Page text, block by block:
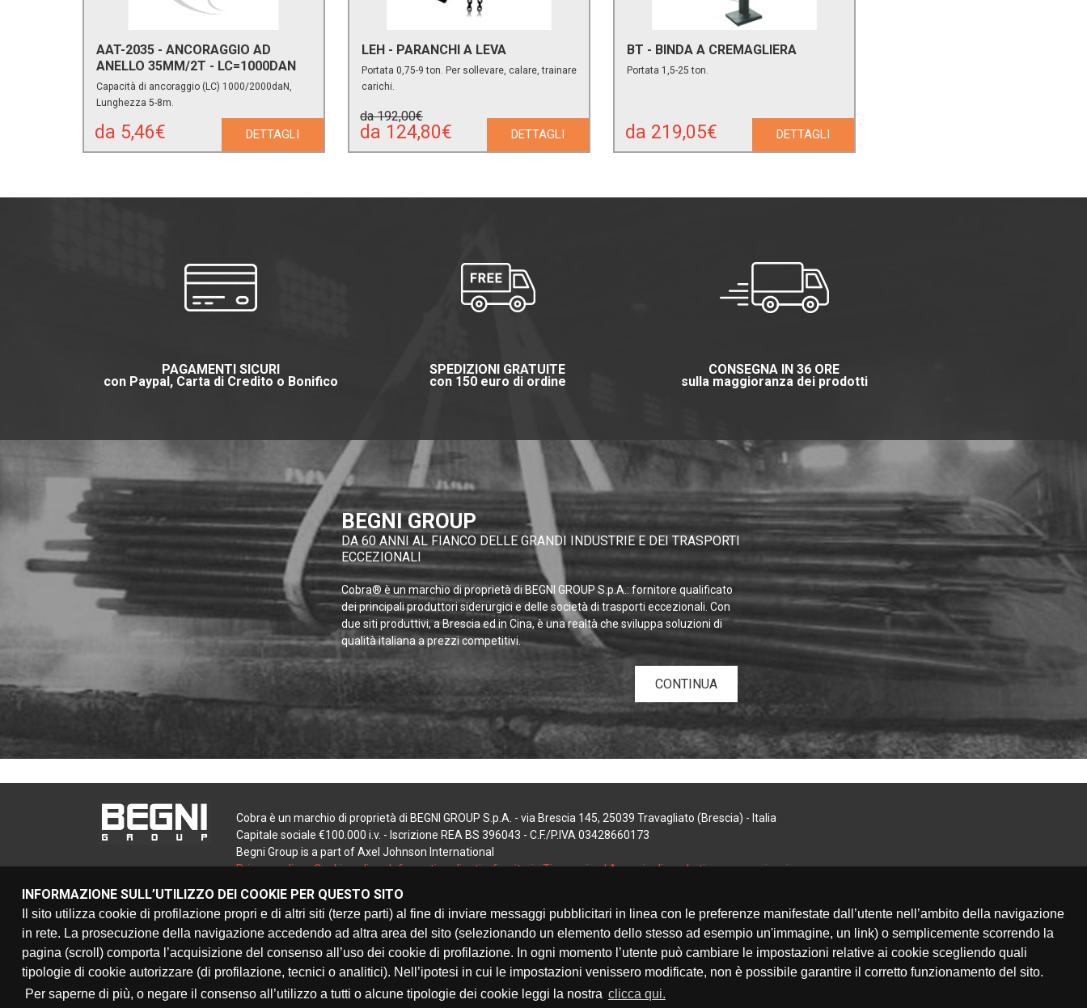
INFORMAZIONE SULL’UTILIZZO DEI COOKIE PER QUESTO SITO
Il sito utilizza cookie di profilazione propri e di altri siti (terze parti) al fine di inviare messaggi pubblicitari in linea con le preferenze manifestate dall’utente nell’ambito della navigazione
in rete. La prosecuzione della navigazione accedendo ad altra area del sito (selezionando un elemento dello stesso ad esempio un'immagine, un link) o semplicemente scorrendo la
pagina (scroll) comporta l’acquisizione del consenso all’uso dei cookie di profilazione. In ogni momento l’utente può cambiare le impostazioni relative ai cookie scegliendo quali
tipologie di cookie autorizzare (di profilazione, tecnici o analitici). Nell’ipotesi in cui le impostazioni venissero modificate, non è possibile garantire il corretto funzionamento del sito.
Per saperne di più, o negare il consenso all’utilizzo a tutti o alcune tipologie dei cookie leggi la nostra clicca qui.
AAT-2035 - ANCORAGGIO AD
ANELLO 35MM/2T - LC=1000DAN
Capacità di ancoraggio (LC) 1000/2000daN,
Lunghezza 5-8m.
da 5,46€ DETTAGLI
LEH - PARANCHI A LEVA
Portata 0,75-9 ton. Per sollevare, calare, trainare
carichi.
da 192,00€
da 124,80€ DETTAGLI
BT - BINDA A CREMAGLIERA
Portata 1,5-25 ton.
da 219,05€ DETTAGLI
PAGAMENTI SICURI
con Paypal, Carta di Credito o Bonifico
SPEDIZIONI GRATUITE
con 150 euro di ordine
CONSEGNA IN 36 ORE
sulla maggioranza dei prodotti
BEGNI GROUP
DA 60 ANNI AL FIANCO DELLE GRANDI INDUSTRIE E DEI TRASPORTI
ECCEZIONALI
Cobra® è un marchio di proprietà di BEGNI GROUP S.p.A.: fornitore qualificato
dei principali produttori siderurgici e delle società di trasporti eccezionali. Con
due siti produttivi, a Brescia ed in Cina, è una realtà che sviluppa soluzioni di
qualità italiana a prezzi competitivi.
CONTINUA
Cobra è un marchio di proprietà di BEGNI GROUP S.p.A. - via Brescia 145, 25039 Travagliato (Brescia) - Italia
Capitale sociale €100.000 i.v. - Iscrizione REA BS 396043 - C.F./P.IVA 03428660173
Begni Group is a part of Axel Johnson International
Privacy policy-Cookie policy-Informativa clienti e fornitori-Timmagine | Agenzia di marketing e comunicazione
BEGNI GROUP VI AUGURA BUONE VACANZE
I NOSTRI UFFICI SARANNO CHIUSI DAL 10/08 AL 28/08 COMPRESI.